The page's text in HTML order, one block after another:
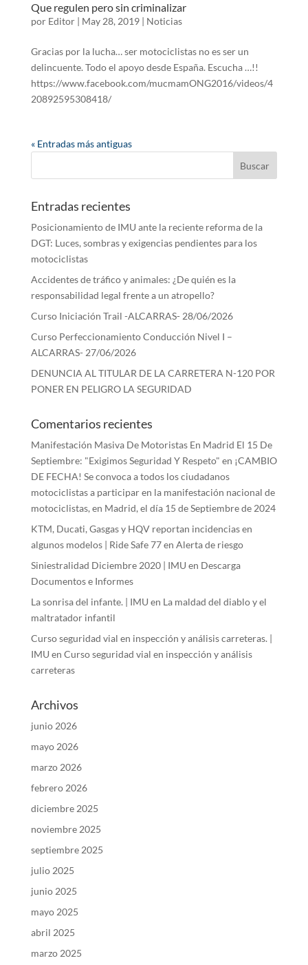
Que regulen pero sin criminalizar
por Editor| May 28, 2019| Noticias
Gracias por la lucha… ser motociclistas no es ser un
delincuente. Todo el apoyo desde España. Escucha …!!
https://www.facebook.com/mucmamONG2016/videos/4
20892595308418/
« Entradas más antiguas
Entradas recientes
Posicionamiento de IMU ante la reciente reforma de la
DGT: Luces, sombras y exigencias pendientes para los
motociclistas
Accidentes de tráfico y animales: ¿De quién es la
responsabilidad legal frente a un atropello?
Curso Iniciación Trail -ALCARRAS- 28/06/2026
Curso Perfeccionamiento Conducción Nivel I –
ALCARRAS- 27/06/2026
DENUNCIA AL TITULAR DE LA CARRETERA N-120 POR
PONER EN PELIGRO LA SEGURIDAD
Comentarios recientes
Manifestación Masiva De Motoristas En Madrid El 15 De
Septiembre: "Exigimos Seguridad Y Respeto" en ¡CAMBIO
DE FECHA! Se convoca a todos los ciudadanos
motociclistas a participar en la manifestación nacional de
motociclistas, en Madrid, el día 15 de Septiembre de 2024
KTM, Ducati, Gasgas y HQV reportan incidencias en
algunos modelos | Ride Safe 77en Alerta de riesgo
Siniestralidad Diciembre 2020 | IMU en Descarga
Documentos e Informes
La sonrisa del infante. | IMU en La maldad del diablo y el
maltratador infantil
Curso seguridad vial en inspección y análisis carreteras. |
IMU en Curso seguridad vial en inspección y análisis
carreteras
Archivos
junio 2026
mayo 2026
marzo 2026
febrero 2026
diciembre 2025
noviembre 2025
septiembre 2025
julio 2025
junio 2025
mayo 2025
abril 2025
marzo 2025